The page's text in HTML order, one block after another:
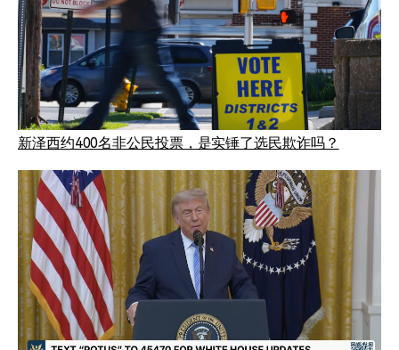
新泽西约400名非公民投票，是实锤了选民欺诈吗？